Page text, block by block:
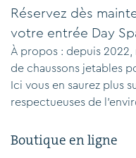
Réservez dès
votre entrée Day
À propos : depuis
de chaussons jetables
Ici vous en saurez plus
respectueuses de
Boutique en ligne